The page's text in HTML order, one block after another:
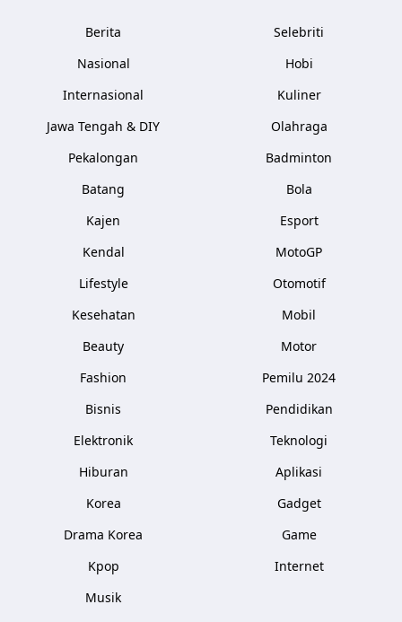
Berita
Nasional
Internasional
Jawa Tengah & DIY
Pekalongan
Batang
Kajen
Kendal
Lifestyle
Kesehatan
Beauty
Fashion
Bisnis
Elektronik
Hiburan
Korea
Drama Korea
Kpop
Musik
Selebriti
Hobi
Kuliner
Olahraga
Badminton
Bola
Esport
MotoGP
Otomotif
Mobil
Motor
Pemilu 2024
Pendidikan
Teknologi
Aplikasi
Gadget
Game
Internet